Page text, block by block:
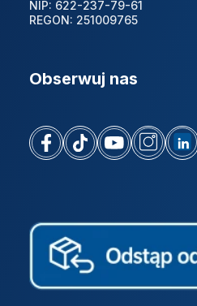
NIP: 622-237-79-61
REGON: 251009765
Obserwuj nas